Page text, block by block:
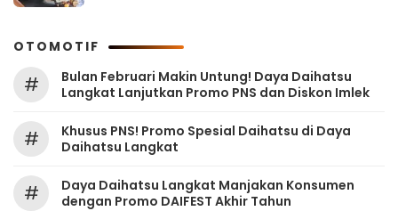
OTOMOTIF
#
Bulan Februari Makin Untung! Daya Daihatsu
Langkat Lanjutkan Promo PNS dan Diskon Imlek
#
Khusus PNS! Promo Spesial Daihatsu di Daya
Daihatsu Langkat
#
Daya Daihatsu Langkat Manjakan Konsumen
dengan Promo DAIFEST Akhir Tahun